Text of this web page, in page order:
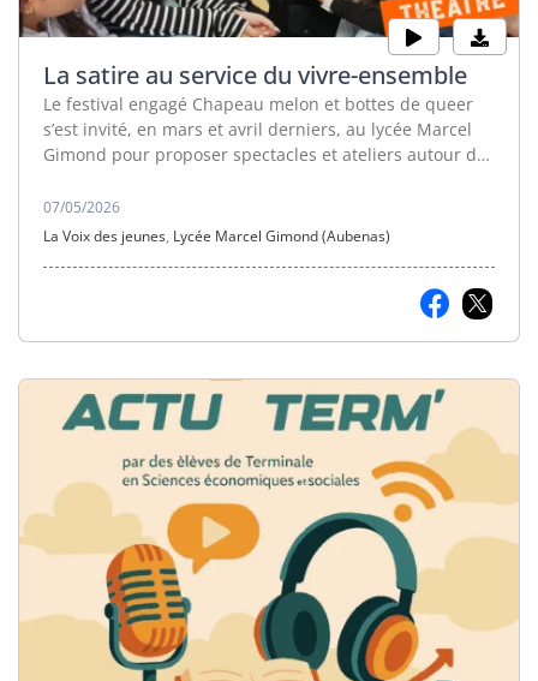
La satire au service du vivre-ensemble
Le festival engagé Chapeau melon et bottes de queer
s’est invité, en mars et avril derniers, au lycée Marcel
Gimond pour proposer spectacles et ateliers autour des
07/05/2026
La Voix des jeunes, Lycée Marcel Gimond (Aubenas)